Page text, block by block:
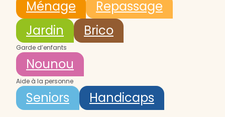
Ménage
Repassage
Jardin
Brico
Garde d’enfants
Nounou
Aide à la personne
Seniors Handicaps